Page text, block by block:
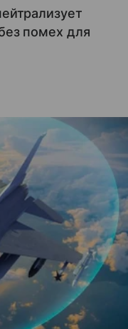
помех для